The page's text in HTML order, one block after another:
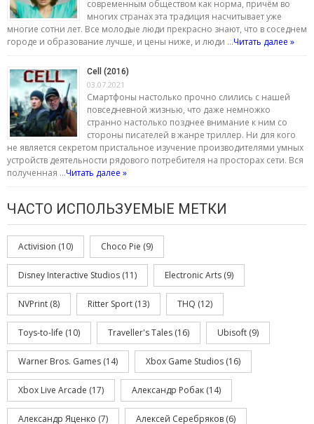
современным обществом как норма, причём во
многих странах эта традиция насчитывает уже
многие сотни лет. Все молодые люди прекрасно знают, что в соседнем
городе и образование лучше, и цены ниже, и люди …Читать далее »
Cell (2016)
03.07.2021
Смартфоны настолько прочно слились с нашей
повседневной жизнью, что даже немножко
странно настолько позднее внимание к ним со
стороны писателей в жанре триллер. Ни для кого
не является секретом пристальное изучение производителями умных
устройств деятельности рядового потребителя на просторах сети. Вся
полученная …Читать далее »
ЧАСТО ИСПОЛЬЗУЕМЫЕ МЕТКИ
Activision (10) Choco Pie (9)
Disney Interactive Studios (11) Electronic Arts (9)
NVPrint (8) Ritter Sport (13) THQ (12)
Toys-to-life (10) Traveller's Tales (16) Ubisoft (9)
Warner Bros. Games (14) Xbox Game Studios (16)
Xbox Live Arcade (17) Александр Робак (14)
Александр Яценко (7) Алексей Серебряков (6)